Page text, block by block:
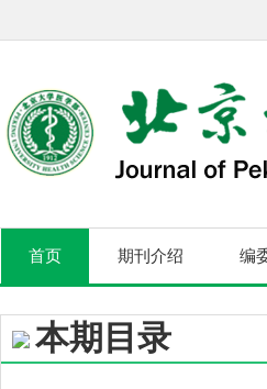
首页 期刊介绍 编
本期目录